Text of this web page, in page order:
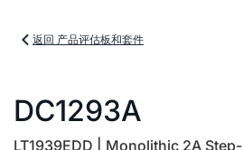
返回 产品评估板和套件
DC1293A
LT1939EDD | Monolithic 2A